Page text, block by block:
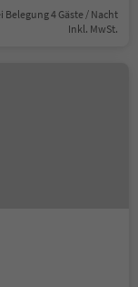
Belegung 4 Gäste / Nacht
Inkl. MwSt.